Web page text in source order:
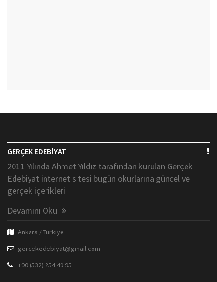
GERÇEK EDEBİYAT
2011 Yılında Ahmet Yıldız tarafından kurulan Gerçek
Edebiyat internet sitesi bugün okurlarına güncel ve
gerçek içerikleri
Devamını Oku
Ankara / Türkiye
gercekedebiyat@gmail.com
+90 (532) 254 49 95